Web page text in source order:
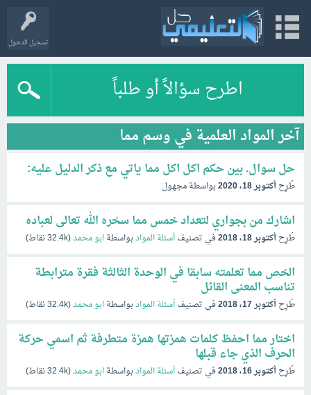
تسجيل الدخول
اطرح سؤالاً أو طلباً
آخر المواد العلمية في وسم مما
حل سوال. بين حكم اكل اكل مما ياتي مع ذكر الدليل عليه:
طُرِحأكتوبر 18، 2020 بواسطةمجهول
اشارك من بجواري لتعداد خمس مما سخره الله تعالى لعباده
طُرِحأكتوبر 18، 2018 في تصنيفأسئلة الموادبواسطةابو محمد(
32.4kنقاط)
الخص مما تعلمته سابقا في الوحدة الثالثة فقرة مترابطة
تناسب المعنى القائل
طُرِحأكتوبر 17، 2018 في تصنيفأسئلة الموادبواسطةابو محمد(
32.4kنقاط)
اختار مما احفظ كلمات همزتها همزة متطرفة ثم اسمي حركة
الحرف الذي جاء قبلها
طُرِحأكتوبر 16، 2018 في تصنيفأسئلة الموادبواسطةابو محمد(
32.4kنقاط)